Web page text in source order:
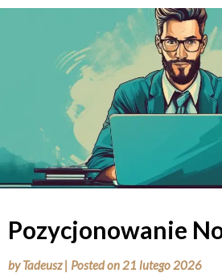
Pozycjonowanie
byTadeusz | Posted on21 lutego 2026